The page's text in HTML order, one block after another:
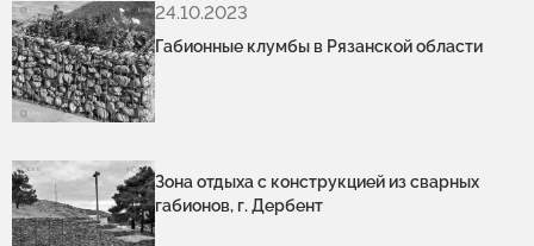
24.10.2023
Габионные клумбы в Рязанской области
Зона отдыха с конструкцией из сварных
габионов, г. Дербент